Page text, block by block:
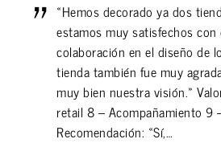
«Hemos decorado ya dos
estamos muy satisfechos
colaboración en el diseño de
tienda también fue muy
muy bien nuestra visión.»
retail 8 – Acompañamiento 9
Recomendación: «Sí,…